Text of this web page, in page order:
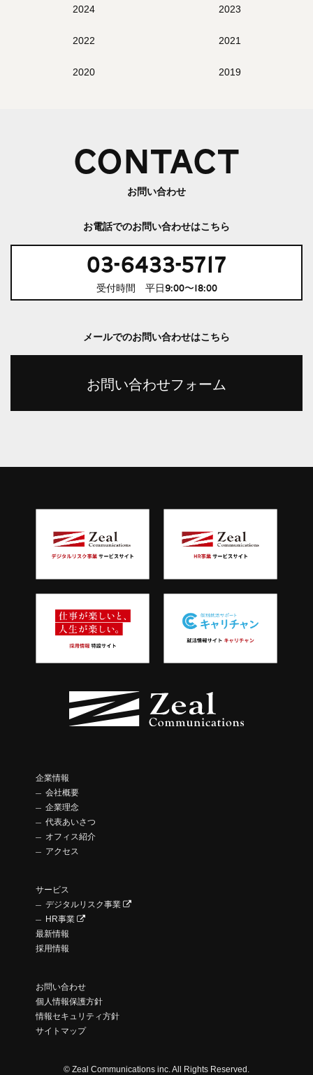
2024 2023
2022 2021
2020 2019
CONTACT
お問い合わせ
お電話でのお問い合わせはこちら
03-6433-5717
受付時間 平日9:00〜18:00
メールでのお問い合わせはこちら
お問い合わせフォーム
企業情報
会社概要
企業理念
代表あいさつ
オフィス紹介
アクセス
サービス
デジタルリスク事業
HR事業
最新情報
採用情報
お問い合わせ
個人情報保護方針
情報セキュリティ方針
サイトマップ
© Zeal Communications inc. All Rights Reserved.